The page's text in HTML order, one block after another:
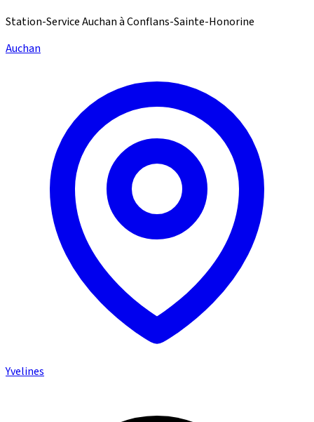
Station-Service Auchan à Conflans-Sainte-Honorine
Auchan
Yvelines